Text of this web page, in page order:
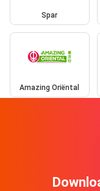
Spar
Amazing Oriëntal